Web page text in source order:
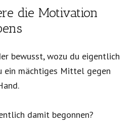
die Motivation
bewusst, wozu du eigentlich
ein mächtiges Mittel gegen
damit begonnen?